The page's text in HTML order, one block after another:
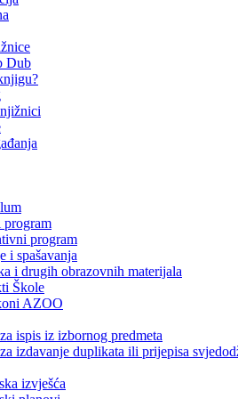
Dub
program
i spašavanja
i drugih obrazovnih materijala
Škole
AZOO
ispis iz izbornog predmeta
izdavanje duplikata ili prijepisa
izvješća